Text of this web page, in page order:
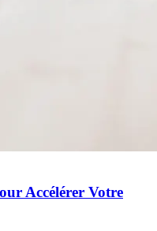
Accélérer Votre